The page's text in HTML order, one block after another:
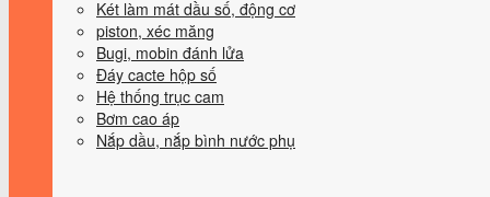
Két làm mát dầu số, động cơ
piston, xéc măng
Bugi, mobin đánh lửa
Đáy cacte hộp số
Hệ thống trục cam
Bơm cao áp
Nắp dầu, nắp bình nước phụ